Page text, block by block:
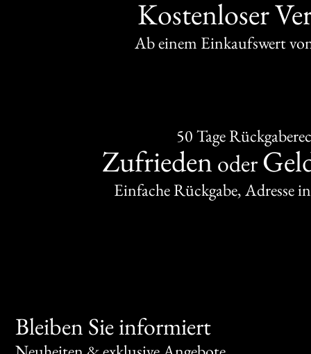
Kostenloser
Ab einem Einkaufswert
50 Tage
Zufrieden oder
Einfache Rückgabe, Adresse
Bleiben Sie informiert